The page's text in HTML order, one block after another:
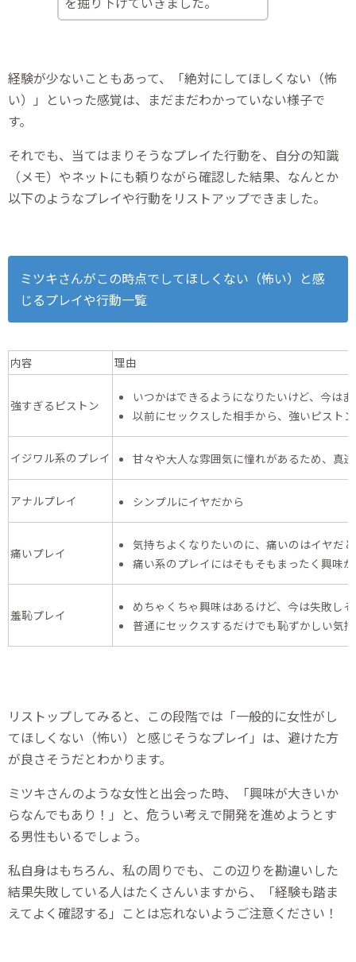
経験が少ないこともあって、「絶対にしてほしくない（怖
い）」といった感覚は、まだまだわかっていない様子で
す。
それでも、当てはまりそうなプレイた行動を、自分の知識
（メモ）やネットにも頼りながら確認した結果、なんとか
以下のようなプレイや行動をリストアップできました。
ミツキさんがこの時点でしてほしくない（怖い）と感
じるプレイや行動一覧
内容 理由
強すぎるピストン
いつかはできるようになりたいけど、今は
以前にセックスした相手から、強いピスト
イジワル系のプレイ 甘々や大人な雰囲気に憧れがあるため、真
アナルプレイ シンプルにイヤだから
痛いプレイ
気持ちよくなりたいのに、痛いのはイヤだ
痛い系のプレイにはそもそもまったく興味
羞恥プレイ
めちゃくちゃ興味はあるけど、今は失敗し
普通にセックスするだけでも恥ずかしい気
リストップしてみると、この段階では「一般的に女性がし
てほしくない（怖い）と感じそうなプレイ」は、避けた方
が良さそうだとわかります。
ミツキさんのような女性と出会った時、「興味が大きいか
らなんでもあり！」と、危うい考えで開発を進めようとす
る男性もいるでしょう。
私自身はもちろん、私の周りでも、この辺りを勘違いした
結果失敗している人はたくさんいますから、「経験も踏ま
えてよく確認する」ことは忘れないようご注意ください！